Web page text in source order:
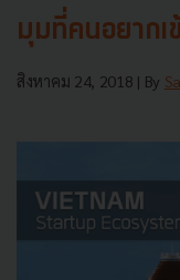
มุมที่คนอยากเ
สิงหาคม 24, 2018 | By